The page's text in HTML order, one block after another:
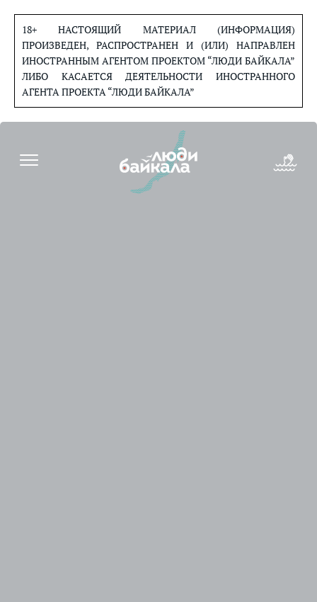
содержанию
18+ НАСТОЯЩИЙ МАТЕРИАЛ (ИНФОРМАЦИЯ)
ПРОИЗВЕДЕН, РАСПРОСТРАНЕН И (ИЛИ) НАПРАВЛЕН
ИНОСТРАННЫМ АГЕНТОМ ПРОЕКТОМ “ЛЮДИ БАЙКАЛА”
ЛИБО КАСАЕТСЯ ДЕЯТЕЛЬНОСТИ ИНОСТРАННОГО
АГЕНТА ПРОЕКТА “ЛЮДИ БАЙКАЛА”